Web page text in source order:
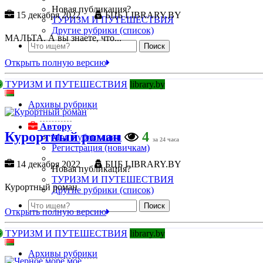
Новая публикация?
ТУРИЗМ И ПУТЕШЕСТВИЯ
Другие рубрики (список)
15 декабря 2022 БЦБ LIBRARY.BY
МАЛЬТА. А вы знаете, что...
Открыть полную версию
ТУРИЗМ И ПУТЕШЕСТВИЯ library.by
Архивы рубрики
Автору
Мои публикации
Регистрация (новичкам)
Новая публикация?
ТУРИЗМ И ПУТЕШЕСТВИЯ
Другие рубрики (список)
Курортный роман 4 за 24 часа
14 декабря 2022 БЦБ LIBRARY.BY
Курортный роман
Открыть полную версию
ТУРИЗМ И ПУТЕШЕСТВИЯ library.by
Архивы рубрики